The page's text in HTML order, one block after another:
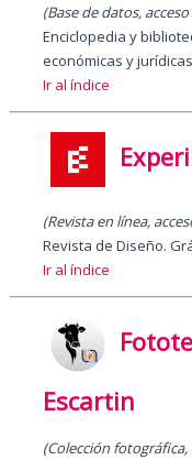
(Base de datos,
Enciclopedia y
económicas y
Ir al índice
(Revista en línea,
Revista de Diseño.
Ir al índice
Escartin
(Colección